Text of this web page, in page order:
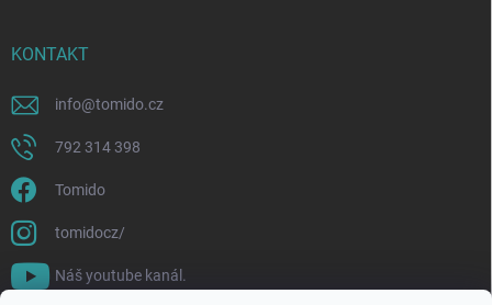
KONTAKT
info@tomido.cz
792 314 398
Tomido
tomidocz/
Náš youtube kanál.